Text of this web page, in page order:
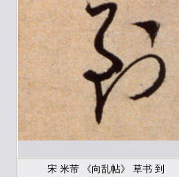
宋 米芾 《向乱帖》 草书 到